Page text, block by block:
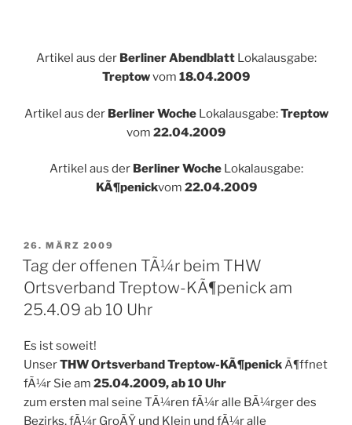
Artikel aus der Berliner AbendblattLokalausgabe:
Treptowvom 18.04.2009
Artikel aus der Berliner WocheLokalausgabe:Treptow
vom 22.04.2009
Artikel aus der Berliner WocheLokalausgabe:
KÃ¶penickvom 22.04.2009
VERÖFFENTLICHT
AM
26. MÄRZ 2009
Tag der offenen TÃ¼r beim THW
Ortsverband Treptow-KÃ¶penick am
25.4.09 ab 10 Uhr
Es ist soweit!
UnserTHW Ortsverband Treptow-KÃ¶penickÃ¶ffnet
fÃ¼r Sie am 25.04.2009, ab 10 Uhr
zum ersten mal seine TÃ¼ren fÃ¼r alle BÃ¼rger des
Bezirks, fÃ¼r GroÃŸ und Klein und fÃ¼r alle